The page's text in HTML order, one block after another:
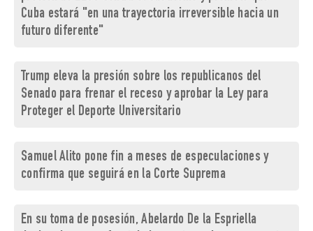
Cuba estará "en una trayectoria irreversible hacia un
futuro diferente"
Trump eleva la presión sobre los republicanos del
Senado para frenar el receso y aprobar la Ley para
Proteger el Deporte Universitario
Samuel Alito pone fin a meses de especulaciones y
confirma que seguirá en la Corte Suprema
En su toma de posesión, Abelardo De la Espriella